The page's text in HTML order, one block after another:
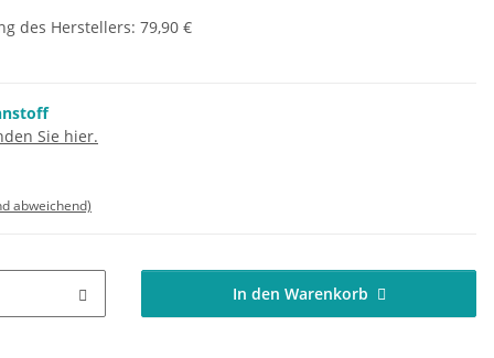
des Herstellers: 79,90 €
Sie hier.
abweichend)
In den Warenkorb